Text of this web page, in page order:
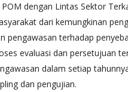
dengan Lintas Sektor
dari kemungkinan
pengawasan terhadap
evaluasi dan persetujuan
dalam setiap
dan pengujian.